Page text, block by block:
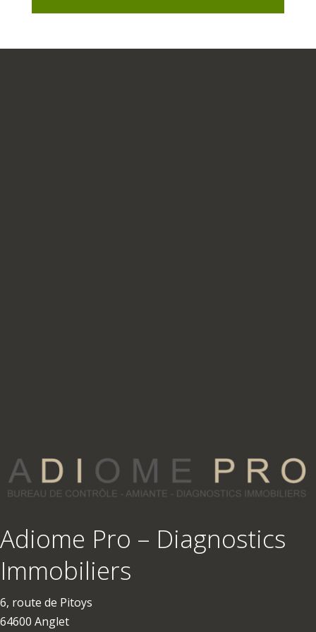
Adiome Pro – Diagnostics
Immobiliers
6, route de Pitoys
64600 Anglet